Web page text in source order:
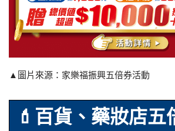
▲圖片來源：家樂福振興五倍券活動
💄百貨、藥妝店五